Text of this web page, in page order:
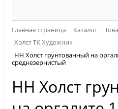
Главная страница Каталог
Холст ТК Художник
НН Холст грунтованный на
среднезернистый
НН Холст